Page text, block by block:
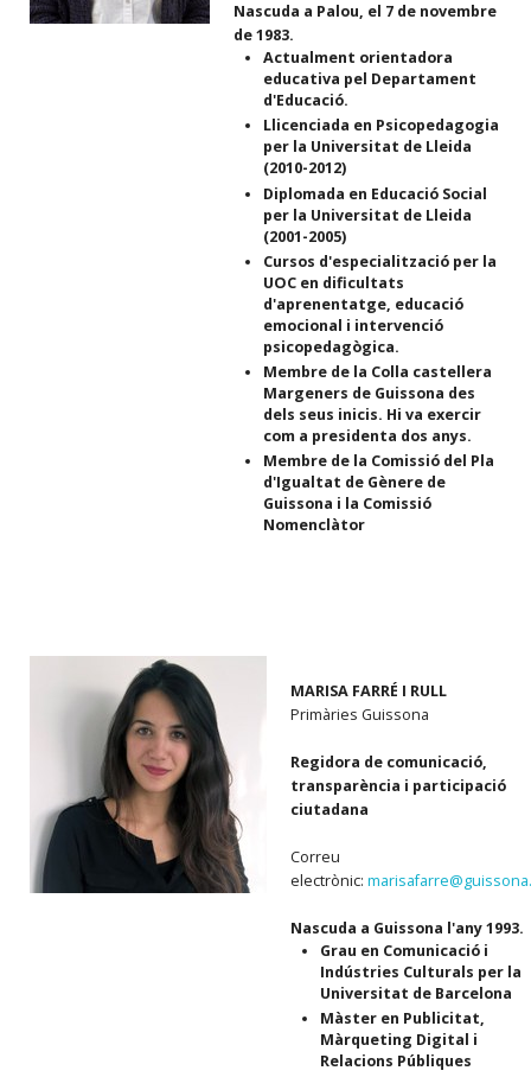
Nascuda a Palou, el 7 de novembre
de 1983.
Actualment orientadora
educativa pel Departament
d'Educació.
Llicenciada en Psicopedagogia
per la Universitat de Lleida
(2010-2012)
Diplomada en Educació Social
per la Universitat de Lleida
(2001-2005)
Cursos d'especialització per la
UOC en dificultats
d'aprenentatge, educació
emocional i intervenció
psicopedagògica.
Membre de la Colla castellera
Margeners de Guissona des
dels seus inicis. Hi va exercir
com a presidenta dos anys.
Membre de la Comissió del Pla
d'Igualtat de Gènere de
Guissona i la Comissió
Nomenclàtor
MARISA FARRÉ I RULL
Primàries Guissona
Regidora de comunicació,
transparència i participació
ciutadana
Correu
electrònic:
Nascuda a Guissona l'any 1993. ​
Grau en Comunicació i
Indústries Culturals per la
Universitat de Barcelona
Màster en Publicitat,
Màrqueting Digital i
Relacions Públiques